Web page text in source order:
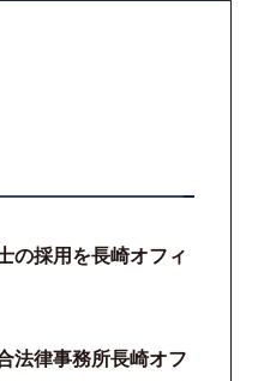
の採用を長崎オフィ
法律事務所長崎オフ